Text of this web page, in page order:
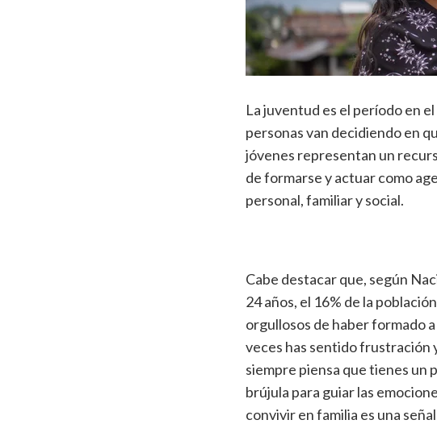
La juventud es el período en
personas van decidiendo en
jóvenes representan un
de formarse y actuar como
personal, familiar y social.
Cabe destacar que, según
24 años, el 16% de la
orgullosos de haber formado
veces has sentido frustración
siempre piensa que tienes un
brújula para guiar las
convivir en familia es una